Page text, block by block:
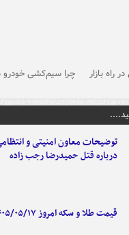
راه بازار چرا سیم‌کشی
توضیحات معاون امنیتی و
درباره قتل حمیدرضا رجب زاده
قیمت طلا و سکه امروز ۱۴۰۵/۰۵/۱۷